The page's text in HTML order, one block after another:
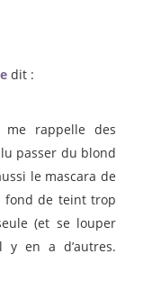
dit :
rappelle des
passer du blond
le mascara de
fond de teint trop
(et se louper
y en a d’autres.